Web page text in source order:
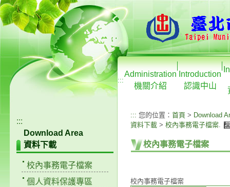
:::
Administration
機關介紹
Introduction
認識中山
:::
Download Area
資料下載
校內事務電子檔案
個人資料保護專區
::: 您的位置： 首頁 > Download
資料下載 > 校內事務電子檔案.
校內事務電子檔案
校內事務電子檔案